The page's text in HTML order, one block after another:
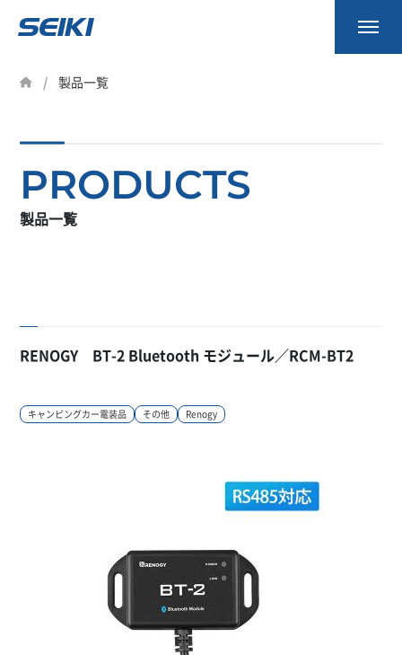
事業内容
会社案内
資料請求
0745-53-7027
9:00～18:00（土日祝除く）
お問い合わせ
製品一覧
PRODUCTS
製品一覧
RENOGY BT-2 Bluetooth モジュール／RCM-BT2
キャンピングカー電装品 その他 Renogy